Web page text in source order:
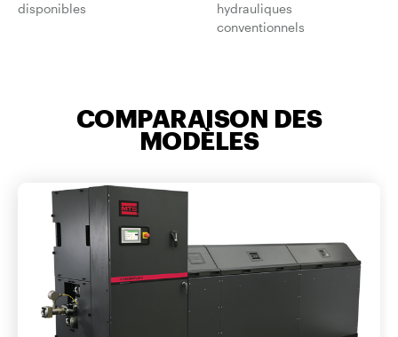
disponibles
hydrauliques
conventionnels
COMPARAISON DES
MODÈLES